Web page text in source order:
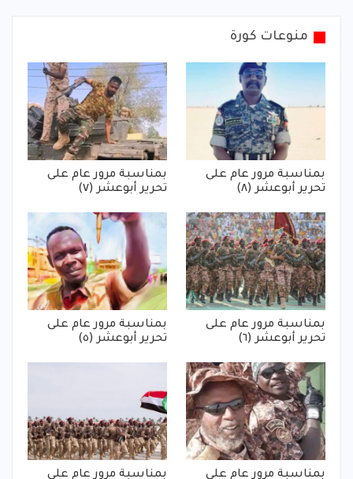
منوعات كورة
بمناسبة مرور عام على
تحرير أبوعشر (٨)
بمناسبة مرور عام على
تحرير أبوعشر (٧)
بمناسبة مرور عام على
تحرير أبوعشر (٦)
بمناسبة مرور عام على
تحرير أبوعشر (٥)
بمناسبة مرور عام على بمناسبة مرور عام على